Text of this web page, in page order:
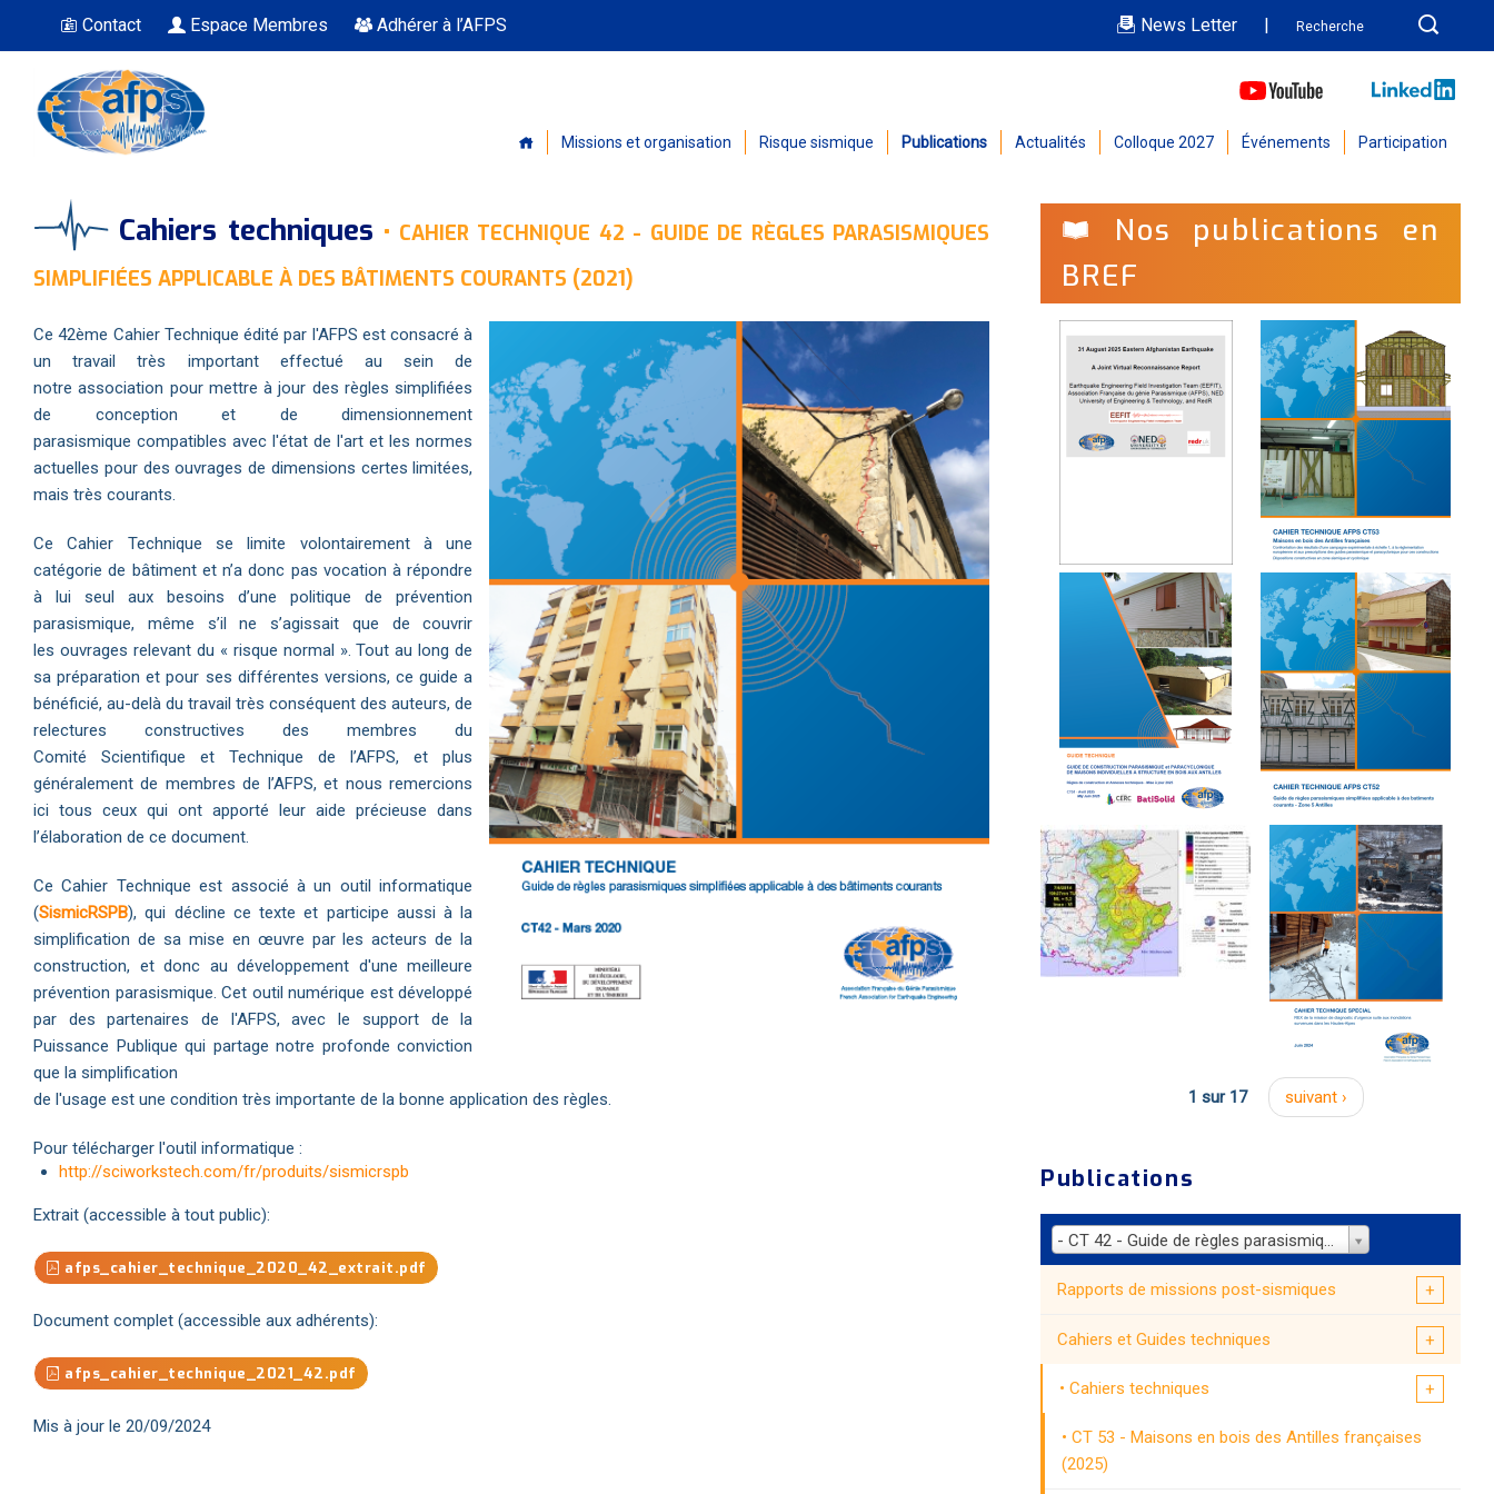
Contact Espace Membres Adhérer à l’AFPS News Letter |
Missions et organisation Risque sismique Publications Actualités Colloque 2027 Événements Participation
Vous êtes ici
Cahiers techniques • CAHIER TECHNIQUE 42 - GUIDE DE RÈGLES PARASISMIQUES
SIMPLIFIÉES APPLICABLE À DES BÂTIMENTS COURANTS (2021)
Ce 42ème Cahier Technique édité par l'AFPS est consacré à
un travail très important effectué au sein de
notre association pour mettre à jour des règles simplifiées
de conception et de dimensionnement
parasismique compatibles avec l'état de l'art et les normes
actuelles pour des ouvrages de dimensions certes limitées,
mais très courants.
Ce Cahier Technique se limite volontairement à une
catégorie de bâtiment et n’a donc pas vocation à répondre
à lui seul aux besoins d’une politique de prévention
parasismique, même s’il ne s’agissait que de couvrir
les ouvrages relevant du « risque normal ». Tout au long de
sa préparation et pour ses différentes versions, ce guide a
bénéficié, au-delà du travail très conséquent des auteurs, de
relectures constructives des membres du
Comité Scientifique et Technique de l’AFPS, et plus
généralement de membres de l’AFPS, et nous remercions
ici tous ceux qui ont apporté leur aide précieuse dans
l’élaboration de ce document.
Ce Cahier Technique est associé à un outil informatique
(SismicRSPB), qui décline ce texte et participe aussi à la
simplification de sa mise en œuvre par les acteurs de la
construction, et donc au développement d'une meilleure
prévention parasismique. Cet outil numérique est développé
par des partenaires de l'AFPS, avec le support de la
Puissance Publique qui partage notre profonde conviction
que la simplification
de l'usage est une condition très importante de la bonne application des règles.
Pour télécharger l'outil informatique :
http://sciworkstech.com/fr/produits/sismicrspb
Extrait (accessible à tout public):
afps_cahier_technique_2020_42_extrait.pdf
Document complet (accessible aux adhérents):
afps_cahier_technique_2021_42.pdf
Mis à jour le 20/09/2024
Nos publications en
BREF
1 sur 17 suivant ›
Publications
Rapports de missions post-sismiques
Cahiers et Guides techniques
Cahiers techniques
CT 53 - Maisons en bois des Antilles françaises
(2025)